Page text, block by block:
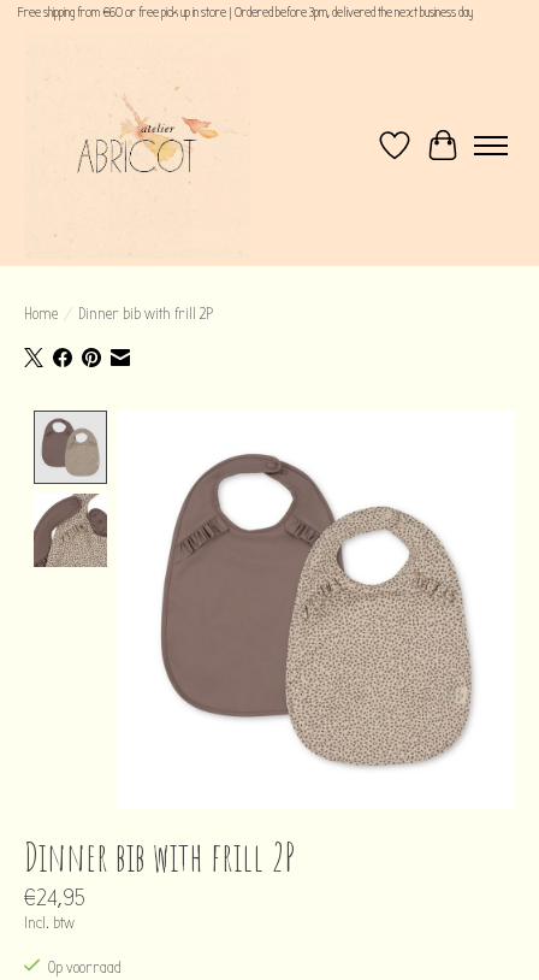
Free shipping from €60 or free pick up in store | Ordered before 3pm, delivered the next business day
VerlanglijstWinkelwagen
Home / Dinner bib with frill 2P
Dinner bib with frill 2P
€24,95
Incl. btw
Op voorraad